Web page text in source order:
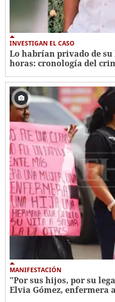
INVESTIGAN EL CASO
Lo habrían privado de
horas: cronología del
MANIFESTACIÓN
"Por sus hijos, por su
Elvia Gómez, enfermera